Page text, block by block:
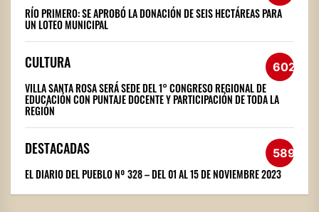
RÍO PRIMERO: SE APROBÓ LA DONACIÓN DE SEIS HECTÁREAS PARA
UN LOTEO MUNICIPAL
CULTURA 602
VILLA SANTA ROSA SERÁ SEDE DEL 1° CONGRESO REGIONAL DE
EDUCACIÓN CON PUNTAJE DOCENTE Y PARTICIPACIÓN DE TODA LA
REGIÓN
DESTACADAS 589
EL DIARIO DEL PUEBLO Nº 328 – DEL 01 AL 15 DE NOVIEMBRE 2023